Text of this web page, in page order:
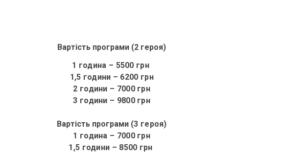
Вартість програми (2 героя)
1 година – 5500 грн
1,5 години – 6200 грн
2 години – 7000 грн
3 години – 9800 грн
Вартість програми(3 героя)
1 година – 7000 грн
1,5 години – 8500 грн